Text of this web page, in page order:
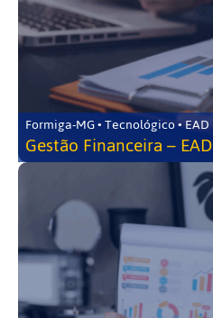
Formiga-MG • Tecnológico • EAD
Gestão Financeira – EAD